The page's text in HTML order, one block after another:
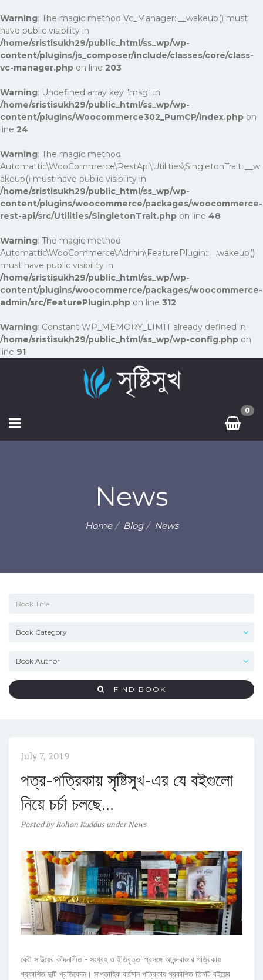
Warning: The magic method Vc_Manager::__wakeup() must
have public visibility in
/home/sristisukh29/public_html/ss_wp/wp-
content/plugins/js_composer/include/classes/core/class-
vc-manager.php on line 203
Warning: Undefined array key "msg" in
/home/sristisukh29/public_html/ss_wp/wp-
content/plugins/Woocommerce302_PumCP/index.php on
line 24
Warning: The magic method
Automattic\WooCommerce\RestApi\Utilities\SingletonTrait::__w
akeup() must have public visibility in
/home/sristisukh29/public_html/ss_wp/wp-
content/plugins/woocommerce/packages/woocommerce-
rest-api/src/Utilities/SingletonTrait.php on line 48
Warning: The magic method
Automattic\WooCommerce\Admin\FeaturePlugin::__wakeup()
must have public visibility in
/home/sristisukh29/public_html/ss_wp/wp-
content/plugins/woocommerce/packages/woocommerce-
admin/src/FeaturePlugin.php on line 312
Warning: Constant WP_MEMORY_LIMIT already defined in
/home/sristisukh29/public_html/ss_wp/wp-config.php on
line 91
0
News
Home Blog News
FIND BOOK
July 7, 2019
পত্র-পত্রিকায় সৃষ্টিসুখ-এর যে বইগুলো
নিয়ে চর্চা চলছে…
PostedbyRohon Kuddus underNews
বেবী সাউয়ের কাঁদনাগীত - সংগ্রহ ও ইতিবৃত্ত' প্রসঙ্গে আনন্দবাজার পত্রিকায়
প্রকাশিত দুটি প্রতিবেদন। সাপ্তাহিক বর্তমান পত্রিকায় প্রকাশিত তিনটি বইয়ের